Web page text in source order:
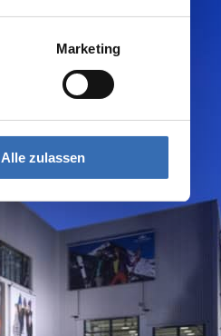
Marketing
Alle zulassen